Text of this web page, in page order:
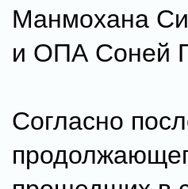
Манмохана
и ОПА Соней
Согласно